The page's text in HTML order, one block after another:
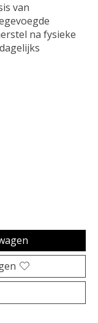
van
na fysieke